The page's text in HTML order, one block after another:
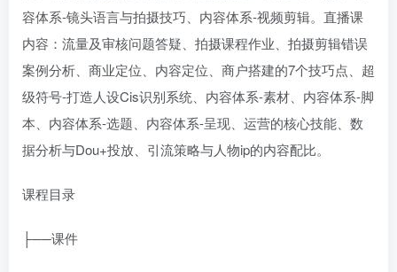
容体系-镜头语言与拍摄技巧、内容体系-视频剪辑。直播课
内容：流量及审核问题答疑、拍摄课程作业、拍摄剪辑错误
案例分析、商业定位、内容定位、商户搭建的7个技巧点、超
级符号-打造人设Cis识别系统、内容体系-素材、内容体系-脚
本、内容体系-选题、内容体系-呈现、运营的核心技能、数
据分析与Dou+投放、引流策略与人物ip的内容配比。
课程目录
├──课件